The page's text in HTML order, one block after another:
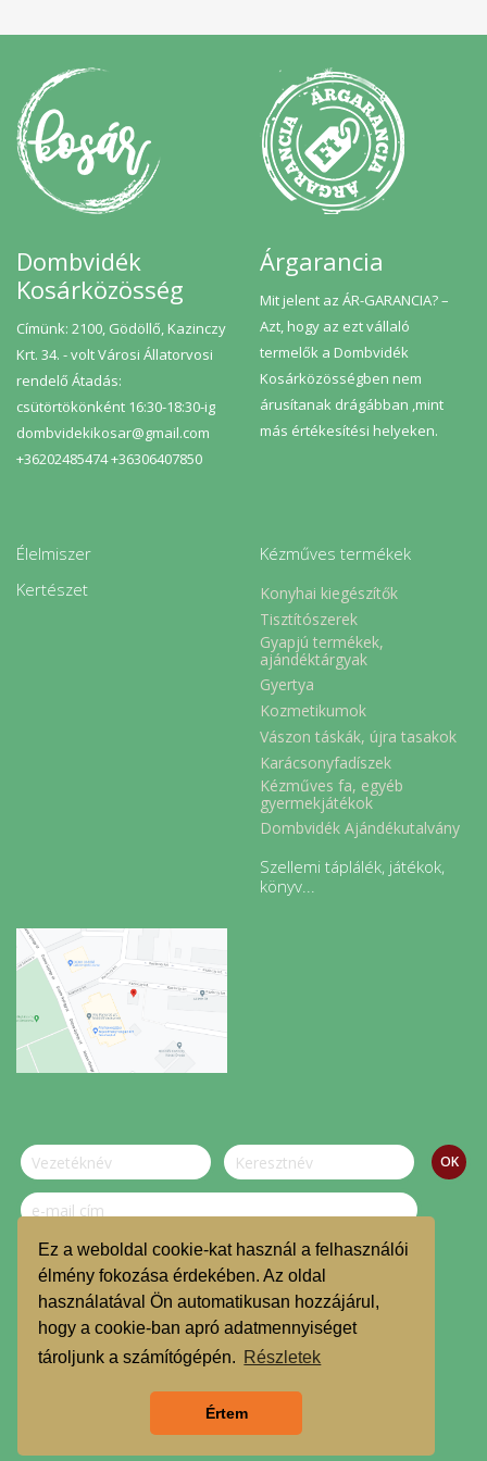
Ez a weboldal cookie-kat használ a felhasználói
élmény fokozása érdekében. Az oldal
használatával Ön automatikusan hozzájárul,
hogy a cookie-ban apró adatmennyiséget
tároljunk a számítógépén. Részletek
Értem
kéreghez közel eső rész jelentősen világosabb. A sámlik
faanyagok színe és mintázata azonos fajon belül
egyedenként is jelentősen eltérhet, így a sámlik színe is
változó a faanyag természetes tulajdonságainak
köszönhetően. Használati formációk: A használt olajok
érinthetőre 24 óra alatt száradnak, viszont a teljes kötési
idejük egy hónap, így az újonnan készült sámliknál ebben az
időszakban kerülni kell a vízzel, nedvességgel való
érintkezést! A kissámlik beltéri használatra alkalmasak.
Rendeltetésszerű használat esetén akár több generáció is
Dombvidék
Kosárközösség
Címünk: 2100, Gödöllő, Kazinczy
Krt. 34. - volt Városi Állatorvosi
rendelő Átadás:
csütörtökönként 16:30-18:30-ig
dombvidekikosar@gmail.com
+36202485474 +36306407850
Árgarancia
Mit jelent az ÁR-GARANCIA? –
Azt, hogy az ezt vállaló
termelők a Dombvidék
Kosárközösségben nem
árusítanak drágábban ,mint
más értékesítési helyeken.
Élelmiszer
Kertészet
Kézműves termékek
Konyhai kiegészítők
Tisztítószerek
Gyapjú termékek,
ajándéktárgyak
Gyertya
Kozmetikumok
Vászon táskák, újra tasakok
Karácsonyfadíszek
Kézműves fa, egyéb
gyermekjátékok
Dombvidék Ajándékutalvány
Szellemi táplálék, játékok,
könyv...
Szeretnék feliratkozni a hírlevélre.
© Dombvidék Kosárközösség 2019.
TMR
Árgarancia